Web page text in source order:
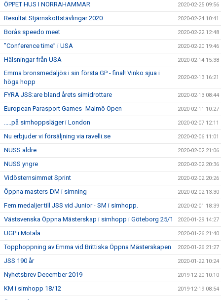
ÖPPET HUS I NORRAHAMMAR 2020-02-25 09:56
Resultat Stjärnskottstävlingar 2020 2020-02-24 10:41
Borås speedo meet 2020-02-22 12:48
”Conference time” i USA 2020-02-20 19:46
Hälsningar från USA 2020-02-14 15:38
Emma bronsmedaljös i sin första GP - final! Vinko sjua i
höga hopp
2020-02-13 16:21
FYRA JSS:are bland årets simidrottare 2020-02-13 08:44
European Parasport Games- Malmö Open 2020-02-11 10:27
.....på simhoppsläger i London 2020-02-07 12:11
Nu erbjuder vi försäljning via ravelli.se 2020-02-06 11:01
NUSS äldre 2020-02-02 21:06
NUSS yngre 2020-02-02 20:36
Vidösternsimmet Sprint 2020-02-02 20:26
Öppna masters-DM i simning 2020-02-02 13:30
Fem medaljer till JSS vid Junior - SM i simhopp. 2020-02-01 18:39
Västsvenska Öppna Mästerskap i simhopp i Göteborg 25/1 2020-01-29 14:27
UGP i Motala 2020-01-26 21:40
Topphoppning av Emma vid Brittiska Öppna Mästerskapen 2020-01-26 21:27
JSS 190 år 2020-01-22 10:24
Nyhetsbrev December 2019 2019-12-20 10:10
KM i simhopp 18/12 2019-12-19 08:54